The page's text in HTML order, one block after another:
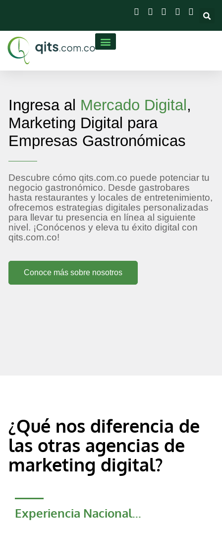
Ingresa al Mercado Digital ,
Marketing Digital para
Empresas Gastronómicas
Descubre cómo qits.com.co puede potenciar tu
negocio gastronómico. Desde gastrobares
hasta restaurantes y locales de entretenimiento,
ofrecemos estrategias digitales personalizadas
para llevar tu presencia en línea al siguiente
nivel. ¡Conócenos y eleva tu éxito digital con
qits.com.co!
Conoce más sobre nosotros
¿Qué nos diferencia de
las otras agencias de
marketing digital?
Experiencia Nacional...